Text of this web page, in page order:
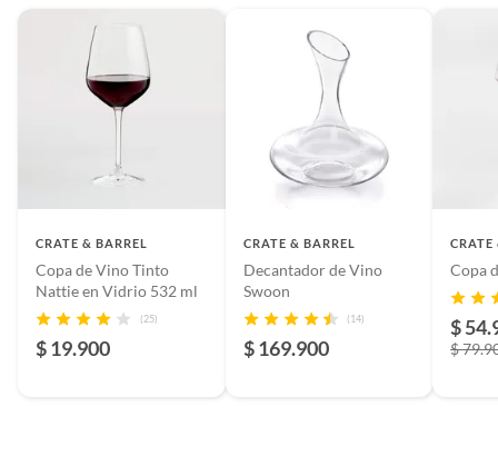
fabricante para prolongar su
Restricciones de uso
Modelo 553275
País de origen India
CRATE & BARREL
Copa de Vino Tinto
Nattie en Vidrio 532 ml
(25)
$ 19.900
CRATE & BARREL
Decantador de Vino
Swoon
(14)
$ 169.900
CRATE
Copa
$
$